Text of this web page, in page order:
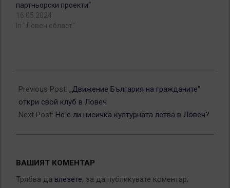
партньорски проекти“
16.05.2024
In "Ловеч област"
02-
04
Previous Post: „Движение България на гражданите“
откри свой клуб в Ловеч
Next Post: Не е ли нисичка културната летва в Ловеч?
ВАШИЯТ КОМЕНТАР
Трябва да влезете, за да публикувате коментар.